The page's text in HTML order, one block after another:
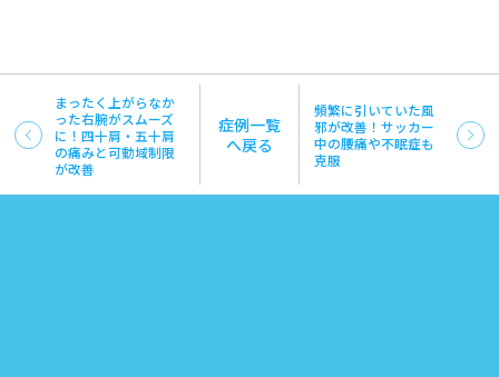
まったく上がらなか
った右腕がスムーズ
に！四十肩・五十肩
の痛みと可動域制限
が改善
症例一覧
へ戻る
頻繁に引いていた風
邪が改善！サッカー
中の腰痛や不眠症も
克服